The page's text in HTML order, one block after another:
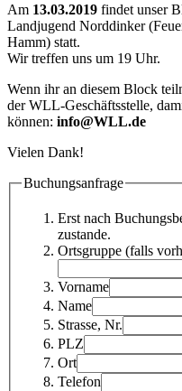
Am 13.03.2019 findet unser
Landjugend Norddinker
Hamm) statt.
Wir treffen uns um 19 Uhr.
Wenn ihr an diesem Block
der WLL-Geschäftsstelle,
können: info@WLL.de
Vielen Dank!
Buchungsanfrage
Erst nach
zustande.
Ortsgruppe (falls
Vorname
Name
Strasse, Nr.
PLZ
Ort
Telefon